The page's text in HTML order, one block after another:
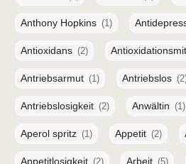
Anthony Hopkins (1)
Antioxidans (2)
Antriebsarmut (1) Antriebslos
Antriebslosigkeit (2) Anwältin (1)
Aperol spritz (1) Appetit (2)
Appetitlosigkeit (2) Arbeit (5)